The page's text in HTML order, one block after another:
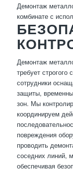
Демонтаж
комбинате с
Демонтаж
требует
сотрудники
защиты,
зон. Мы
координируем
повреждения
проводить
соседних линий,
обеспечивая